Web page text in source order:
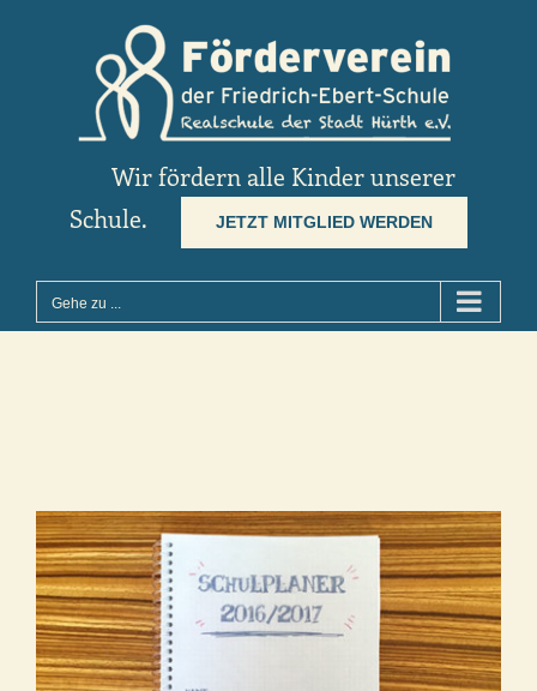
Wir fördern alle Kinder unserer
Schule.
JETZT MITGLIED WERDEN
Gehe zu ...